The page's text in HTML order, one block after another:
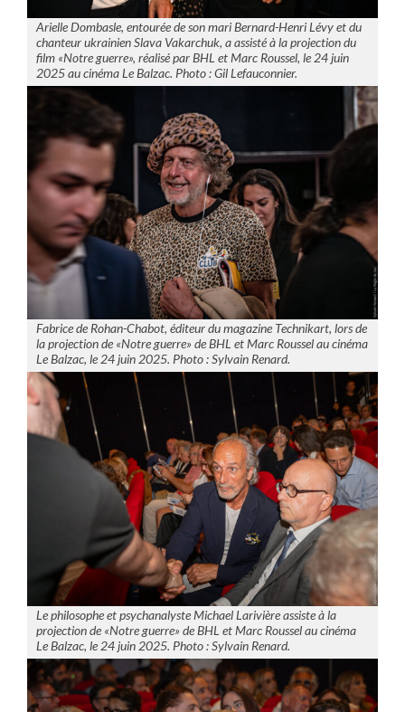
Arielle Dombasle, entourée de son mari Bernard-Henri Lévy et du
chanteur ukrainien Slava Vakarchuk, a assisté à la projection du
film «Notre guerre», réalisé par BHL et Marc Roussel, le 24 juin
2025 au cinéma Le Balzac. Photo : Gil Lefauconnier.
Fabrice de Rohan-Chabot, éditeur du magazine Technikart, lors de
la projection de «Notre guerre» de BHL et Marc Roussel au cinéma
Le Balzac, le 24 juin 2025. Photo : Sylvain Renard.
Le philosophe et psychanalyste Michael Larivière assiste à la
projection de «Notre guerre» de BHL et Marc Roussel au cinéma
Le Balzac, le 24 juin 2025. Photo : Sylvain Renard.